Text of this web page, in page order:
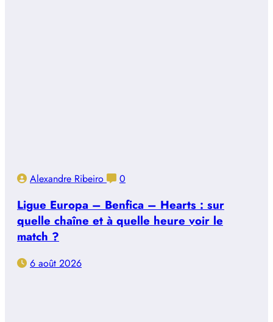
Alexandre Ribeiro 0
Ligue Europa – Benfica – Hearts : sur
quelle chaîne et à quelle heure voir le
match ?
6 août 2026